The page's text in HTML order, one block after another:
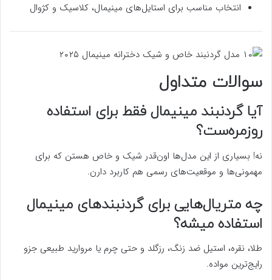
انتخاب مناسب برای استایل‌های مینیمال، کلاسیک و کژوال
سوالات متداول
آیا گردنبند مینیمال فقط برای استفاده
روزمره‌ست؟
نه! بسیاری از این مدل‌ها اون‌قدر شیک و خاص هستن که برای
مهمونی‌ها و موقعیت‌های رسمی هم کاربرد دارن.
چه متریال‌هایی برای گردنبندهای مینیمال
استفاده میشه؟
طلا، نقره، استیل ضد زنگ، رزگلد و حتی چرم یا مروارید طبیعی جزو
رایج‌ترین مواده.